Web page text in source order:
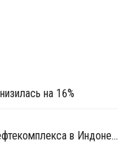
на 16%
Lotte Group начала строительство нефтекомплекса в Индонезии